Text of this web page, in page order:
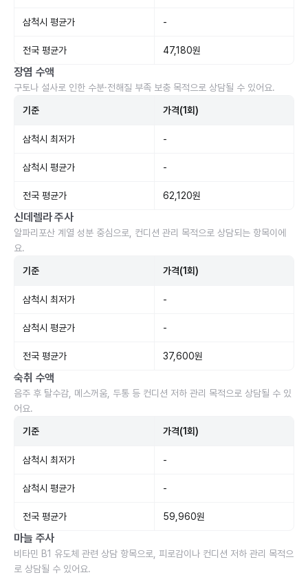
삼척시 평균가 -
전국 평균가 47,180원
장염 수액
구토나 설사로 인한 수분·전해질 부족 보충 목적으로 상담될 수 있어요.
기준 가격(1회)
삼척시 최저가 -
삼척시 평균가 -
전국 평균가 62,120원
신데렐라 주사
알파리포산 계열 성분 중심으로, 컨디션 관리 목적으로 상담되는 항목이에
요.
기준 가격(1회)
삼척시 최저가 -
삼척시 평균가 -
전국 평균가 37,600원
숙취 수액
음주 후 탈수감, 메스꺼움, 두통 등 컨디션 저하 관리 목적으로 상담될 수 있
어요.
기준 가격(1회)
삼척시 최저가 -
삼척시 평균가 -
전국 평균가 59,960원
마늘 주사
비타민 B1 유도체 관련 상담 항목으로, 피로감이나 컨디션 저하 관리 목적으
로 상담될 수 있어요.